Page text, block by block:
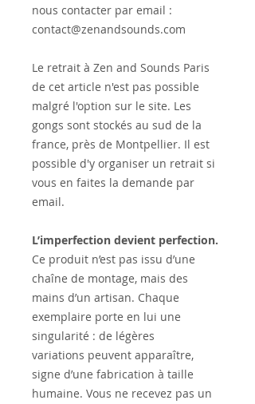
nous contacter par email :
contact@zenandsounds.com
Le retrait à Zen and Sounds Paris
de cet article n'est pas possible
malgré l'option sur le site. Les
gongs sont stockés au sud de la
france, près de Montpellier. Il est
possible d'y organiser un retrait si
vous en faites la demande par
email.
L’imperfection devient perfection.
Ce produit n’est pas issu d’une
chaîne de montage, mais des
mains d’un artisan. Chaque
exemplaire porte en lui une
singularité : de légères
variations peuvent apparaître,
signe d’une fabrication à taille
humaine. Vous ne recevez pas un